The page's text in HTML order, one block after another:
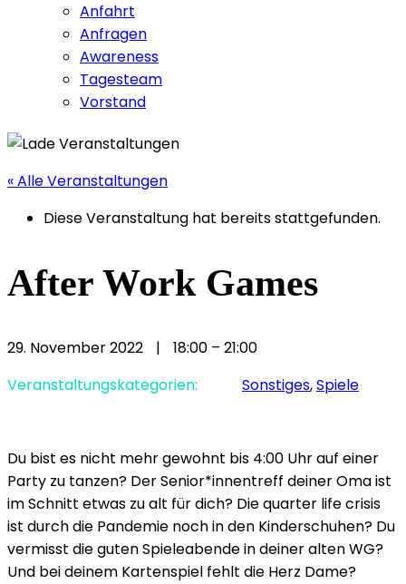
Anfahrt
Anfragen
Awareness
Tagesteam
Vorstand
« Alle Veranstaltungen
Diese Veranstaltung hat bereits stattgefunden.
After Work Games
29. November 2022 | 18:00 – 21:00
Veranstaltungskategorien:
Sonstiges,Spiele
Du bist es nicht mehr gewohnt bis 4:00 Uhr auf einer
Party zu tanzen? Der Senior*innentreff deiner Oma ist
im Schnitt etwas zu alt für dich? Die quarter life crisis
ist durch die Pandemie noch in den Kinderschuhen? Du
vermisst die guten Spieleabende in deiner alten WG?
Und bei deinem Kartenspiel fehlt die Herz Dame?